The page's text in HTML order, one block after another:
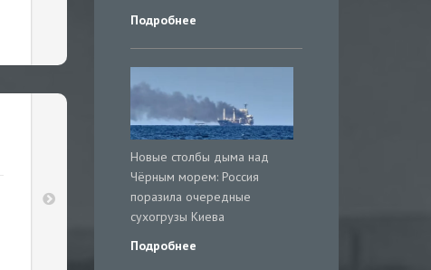
Подробнее
Новые столбы дыма над
Чёрным морем: Россия
поразила очередные
сухогрузы Киева
Подробнее